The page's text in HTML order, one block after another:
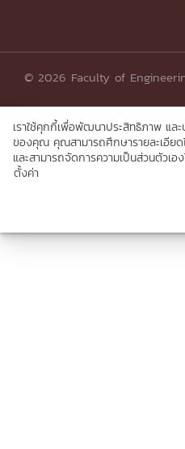
© 2026 Faculty of
เราใช้คุกกี้เพื่อพัฒนาประสิทธิภาพ แล
ของคุณ คุณสามารถศึกษารายละเอียด
และสามารถจัดการความเป็นส่วนตัวเ
ตั้งค่า